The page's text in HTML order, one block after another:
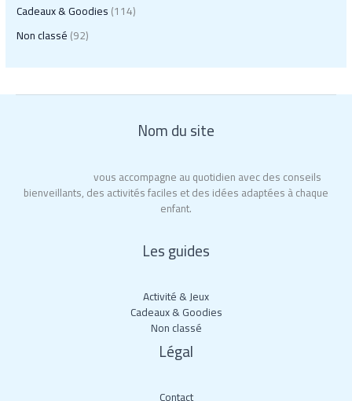
Cadeaux & Goodies(114)
Non classé(92)
Nom du site
vous accompagne au quotidien avec des conseils
bienveillants, des activités faciles et des idées adaptées à chaque
enfant.
Les guides
Activité & Jeux
Cadeaux & Goodies
Non classé
Légal